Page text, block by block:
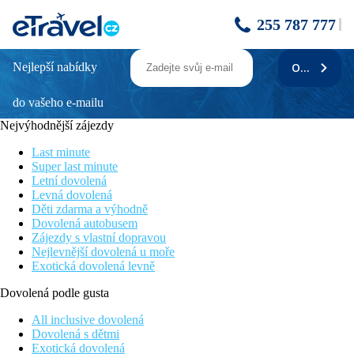
255 787 777
Mediterranean Beach
Přímo u pláže
Klidné prostředí
Zábava na dosah
Skvělá poloha
Poloha
Hotel se nachází na severním pobřeží ostrova, poblíž centra
letoviska Skala Rachoni. Hlavní město Limenas (přístav =
spojení s letištěm Kavala) je vzdáleno přibližně 12 km, možnost
autobusového spojení (autobusová zastávka cca 5 minut chůze
od hotelu). Přístav Prinos vzdálený cca 4 km.
Vybavení
26 pokojů v dvoupatrové budově, nová vedlejší budova
(rodinné pokoje a junior suity), vstupní hala s recepcí, lobby,
Nejlepší nabídky
do vašeho e-mailu
ODEBÍRAT
Nejvýhodnější zájezdy
Last minute
Super last minute
Letní dovolená
Levná dovolená
Děti zdarma a výhodně
Dovolená autobusem
Zájezdy s vlastní dopravou
Nejlevnější dovolená u moře
Exotická dovolená levně
Dovolená podle gusta
All inclusive dovolená
Dovolená s dětmi
Exotická dovolená